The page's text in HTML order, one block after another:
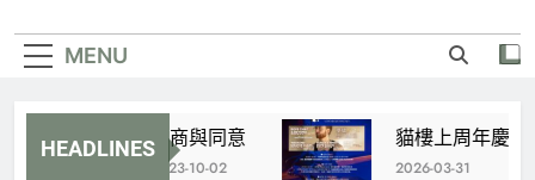
MENU
HEADLINES協商與同意
2023-10-02
貓樓上周年慶 特
2026-03-31